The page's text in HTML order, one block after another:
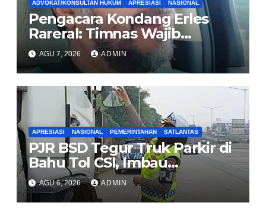
ADVOKAT/KONSULTAN HUKUM APRESIASI NASIONAL
Pengacara Kondang Erles
Rareral: Timnas Wajib
Menang Lawan Singapura,
Jadi Kado HUT Kemerdekaan
untuk Rakyat
AGU 7, 2026 ADMIN
APRESIASI NASIONAL PEMERINTAHAN SATLANTAS
PJR BSD Tegur Truk Parkir di
Bahu Tol CSI, Imbau
Pengendara Tertib
AGU 6, 2026 ADMIN